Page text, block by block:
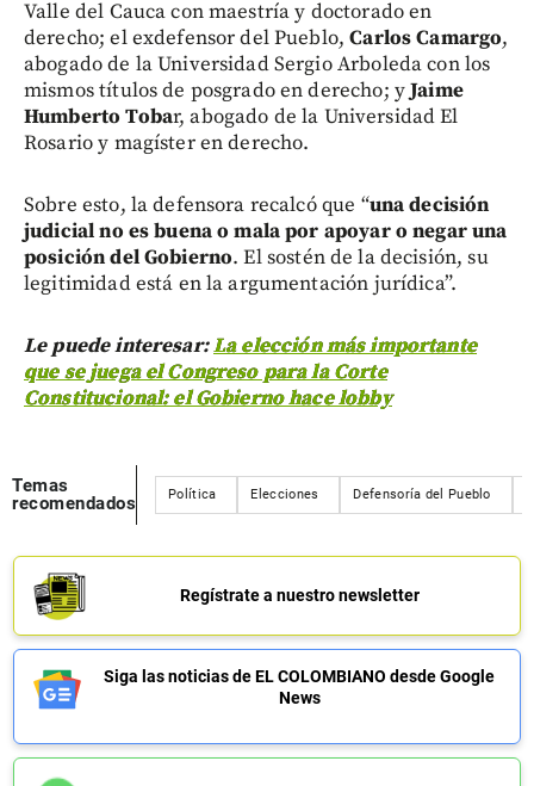
Valle del Cauca con maestría y doctorado en
derecho; el exdefensor del Pueblo,Carlos Camargo,
abogado de la Universidad Sergio Arboleda con los
mismos títulos de posgrado en derecho; yJaime
Humberto Tobar, abogado de la Universidad El
Rosario y magíster en derecho.
Sobre esto, la defensora recalcó que “una decisión
judicial no es buena o mala por apoyar o negar una
posición del Gobierno. El sostén de la decisión, su
legitimidad está en la argumentación jurídica”.
Le puede interesar:La elección más importante
que se juega el Congreso para la Corte
Constitucional: el Gobierno hace lobby
Temas
recomendados
Política Elecciones Defensoría del Pueblo
Regístrate a nuestro newsletter
Siga las noticias de EL COLOMBIANO desde Google
News